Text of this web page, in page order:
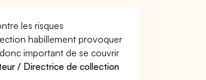
les risques
habillement provoquer
important de se couvrir
/ Directrice de collection